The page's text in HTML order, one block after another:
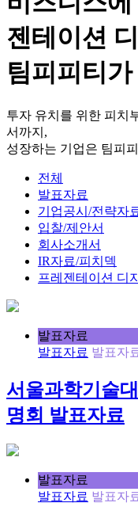
젠테이션
팀피피티
투자 유치를 위한 피치
서까지,
성장하는 기업은 팀피
전체
발표자료
기업공시/전략자
입찰/제안서
회사소개서
IR자료/피치덱
프레젠테이션 디
발표자료
발표자료 발표자
서울과학기술
명회 발표자료
발표자료
발표자료 발표자